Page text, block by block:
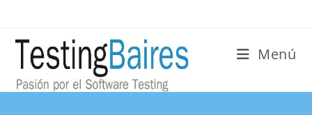
Menú